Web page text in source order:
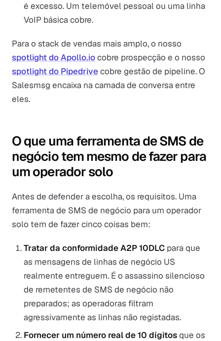
é excesso. Um telemóvel pessoal ou uma linha
VoIP básica cobre.
Para o stack de vendas mais amplo, o nosso
spotlight do Apollo.iocobre prospecção e o nosso
spotlight do Pipedrive cobre gestão de pipeline. O
Salesmsg encaixa na camada de conversa entre
eles.
O que uma ferramenta de SMS de
negócio tem mesmo de fazer para
um operador solo
Antes de defender a escolha, os requisitos. Uma
ferramenta de SMS de negócio para um operador
solo tem de fazer cinco coisas bem:
Tratar da conformidade A2P 10DLC para que
as mensagens de linhas de negócio US
realmente entreguem. É o assassino silencioso
de remetentes de SMS de negócio não
preparados; as operadoras filtram
agressivamente as linhas não registadas.
Fornecer um número real de 10 dígitosque os